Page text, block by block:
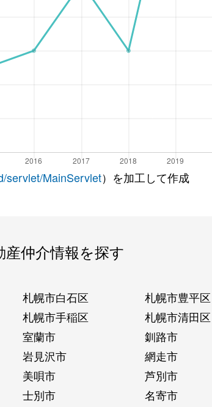
servlet/MainServlet）を加工して作成
仲介情報を探す
札幌市白石区
札幌市豊平区
札幌市手稲区
札幌市清田区
室蘭市
釧路市
岩見沢市
網走市
美唄市
芦別市
士別市
名寄市